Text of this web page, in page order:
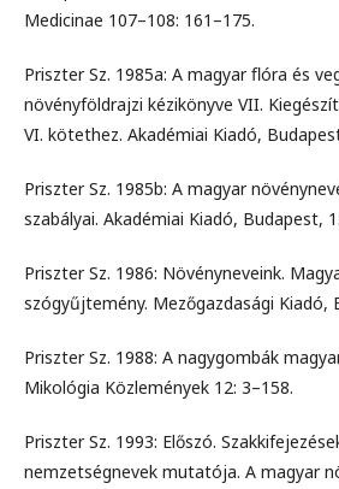
Medicinae 107–108: 161–175.
Priszter Sz. 1985a: A magyar ﬂóra és
növényföldrajzi kézikönyve VII.
VI. kötethez. Akadémiai Kiadó,
Priszter Sz. 1985b: A magyar
szabályai. Akadémiai Kiadó, Budapest,
Priszter Sz. 1986: Növényneveink.
szógyűjtemény. Mezőgazdasági Kiadó,
Priszter Sz. 1988: A nagygombák
Mikológia Közlemények 12: 3–158.
Priszter Sz. 1993: Előszó.
nemzetségnevek mutatója. A magyar